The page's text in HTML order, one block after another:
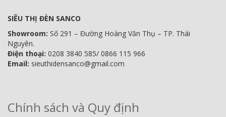
SIÊU THỊ ĐÈN SANCO
Showroom: Số 291 – Đường Hoàng Văn Thụ – TP. Thái
Nguyên.
Điện thoại: 0208 3840 585/ 0866 115 966
Email: sieuthidensanco@gmail.com
Chính sách và Quy định